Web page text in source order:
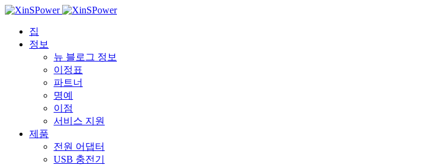
집
정보
뉴 블로그 정보
이정표
파트너
명예
이점
서비스 지원
제품
전원 어댑터
USB 충전기